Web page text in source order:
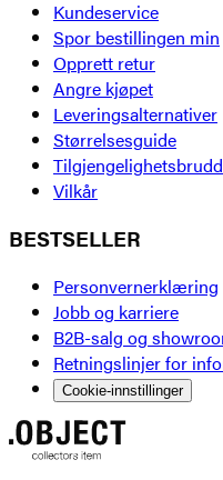
Kundeservice
Spor bestillingen min
Opprett retur
Angre kjøpet
Leveringsalternativer
Størrelsesguide
Tilgjengelighetsbrudd
Vilkår
BESTSELLER
Personvernerklæring
Jobb og karriere
B2B-salg og
Retningslinjer for
Cookie-innstillinger